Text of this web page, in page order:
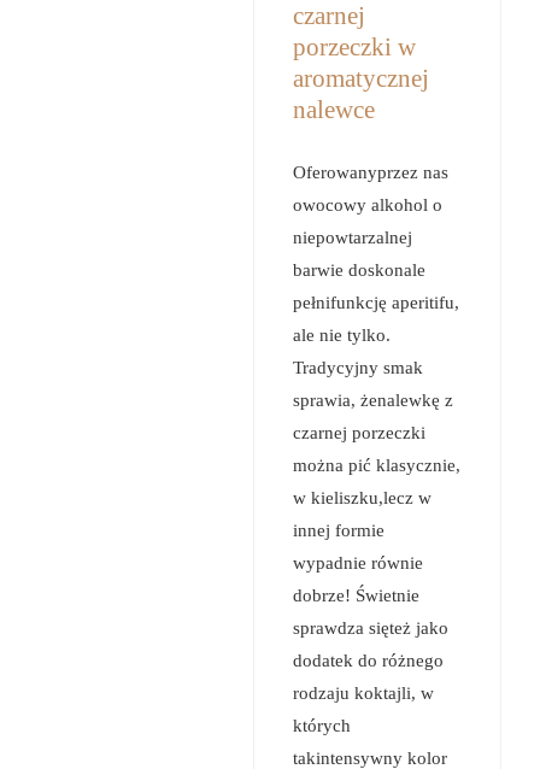
czarnej
porzeczki w
aromatycznej
nalewce
Oferowanyprzez nas
owocowy alkohol o
niepowtarzalnej
barwie doskonale
pełnifunkcję aperitifu,
ale nie tylko.
Tradycyjny smak
sprawia, żenalewkę z
czarnej porzeczki
można pić klasycznie,
w kieliszku,lecz w
innej formie
wypadnie równie
dobrze! Świetnie
sprawdza sięteż jako
dodatek do różnego
rodzaju koktajli, w
których
takintensywny kolor